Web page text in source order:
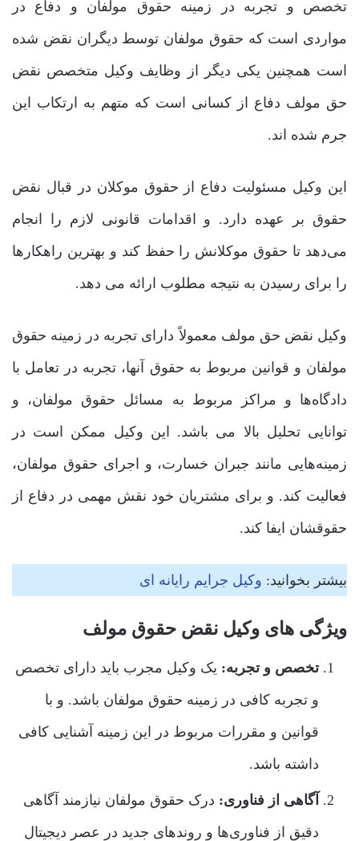
تخصص و تجربه در زمینه حقوق مولفان و دفاع در
مواردی است که حقوق مولفان توسط دیگران نقض شده
است همچنین یکی دیگر از وظایف وکیل متخصص نقض
حق مولف دفاع از کسانی است که متهم به ارتکاب این
جرم شده اند.
این وکیل مسئولیت دفاع از حقوق موکلان در قبال نقض
حقوق بر عهده دارد. و اقدامات قانونی لازم را انجام
می‌دهد تا حقوق موکلانش را حفظ کند و بهترین راهکارها
را برای رسیدن به نتیجه مطلوب ارائه می دهد.
وکیل نقض حق مولف معمولاً دارای تجربه در زمینه حقوق
مولفان و قوانین مربوط به حقوق آنها، تجربه در تعامل با
دادگاه‌ها و مراکز مربوط به مسائل حقوق مولفان، و
توانایی تحلیل بالا می باشد. این وکیل ممکن است در
زمینه‌هایی مانند جبران خسارت، و اجرای حقوق مولفان،
فعالیت کند. و برای مشتریان خود نقش مهمی در دفاع از
حقوقشان ایفا کند.
بیشتر بخوانید: وکیل جرایم رایانه ای
ویژگی های وکیل نقض حقوق مولف
تخصص و تجربه: یک وکیل مجرب باید دارای تخصص
و تجربه کافی در زمینه حقوق مولفان باشد. و با
قوانین و مقررات مربوط در این زمینه آشنایی کافی
داشته باشد.
آگاهی از فناوری: درک حقوق مولفان نیازمند آگاهی
دقیق از فناوری‌ها و روندهای جدید در عصر دیجیتال